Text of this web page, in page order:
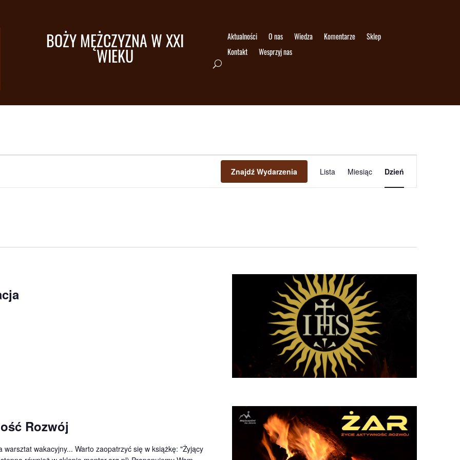
BOŻY MĘŻCZYZNA W XXI
WIEKU
Aktualności O nas Wiedza Komentarze
Sklep
Kontakt
Wesprzyj nas
Znajdź Wydarzenia
Wydarzenie
Widoki
nawigacja
Lista Miesiąc Dzień
Rozwój
wakacyjny... Warto zaopatrzyć się w książkę: "Żyjący